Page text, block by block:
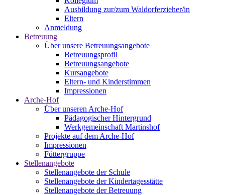
Ausbildung zur/zum Waldorferzieher/in
Eltern
Anmeldung
Betreuung
Über unsere Betreuungsangebote
Betreuungsprofil
Betreuungsangebote
Kursangebote
Eltern- und Kinderstimmen
Impressionen
Arche-Hof
Über unseren Arche-Hof
Pädagogischer Hintergrund
Werkgemeinschaft Martinshof
Projekte auf dem Arche-Hof
Impressionen
Füttergruppe
Stellenangebote
Stellenangebote der Schule
Stellenangebote der Kindertagesstätte
Stellenangebote der Betreuung